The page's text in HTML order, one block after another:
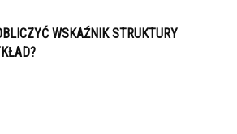
WSKAŹNIK STRUKTURY